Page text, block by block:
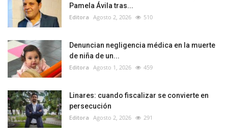
Pamela Ávila tras...
Editora Agosto 2, 2026 510
Denuncian negligencia médica en la muerte
de niña de un...
Editora Agosto 1, 2026 459
Linares: cuando fiscalizar se convierte en
persecución
Editora Agosto 2, 2026 291